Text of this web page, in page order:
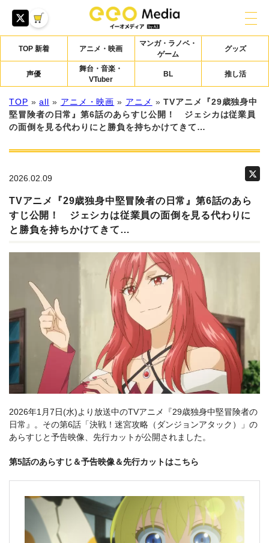
TOP 新着 アニメ・映画
マンガ・ラノベ・
ゲーム
グッズ
声優
舞台・音楽・
VTuber
BL 推し活
TOP »all » アニメ・映画 » アニメ »TVアニメ『29歳独身中
堅冒険者の日常』第6話のあらすじ公開！ ジェシカは従業員
の⾯倒を⾒る代わりにと勝負を持ちかけてきて…
2026.02.09
TVアニメ『29歳独身中堅冒険者の日常』第6話のあら
すじ公開！ ジェシカは従業員の⾯倒を⾒る代わりに
と勝負を持ちかけてきて…
2026年1⽉7⽇(⽔)より放送中のTVアニメ『29歳独身中堅冒険者の
日常』。その第6話「決戦！迷宮攻略（ダンジョンアタック）」の
あらすじと予告映像、先⾏カットが公開されました。
第5話のあらすじ＆予告映像＆先⾏カットはこちら